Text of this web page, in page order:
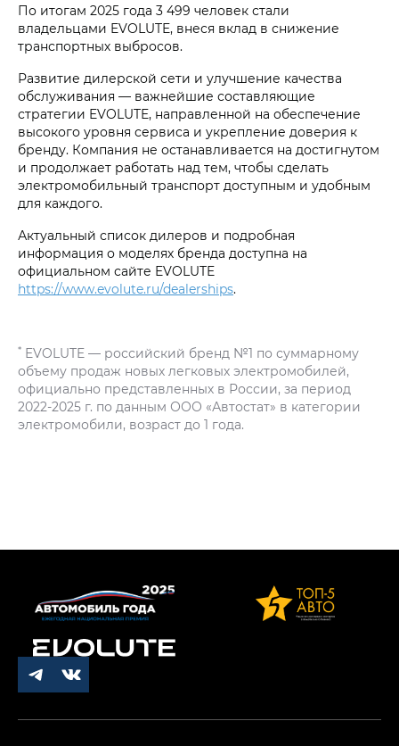
По итогам 2025 года 3 499 человек стали
владельцами EVOLUTE, внеся вклад в снижение
транспортных выбросов.
Развитие дилерской сети и улучшение качества
обслуживания — важнейшие составляющие
стратегии EVOLUTE, направленной на обеспечение
высокого уровня сервиса и укрепление доверия к
бренду. Компания не останавливается на достигнутом
и продолжает работать над тем, чтобы сделать
электромобильный транспорт доступным и удобным
для каждого.
Актуальный список дилеров и подробная
информация о моделях бренда доступна на
официальном сайте EVOLUTE
https://www.evolute.ru/dealerships.
* EVOLUTE — российский бренд №1 по суммарному
объему продаж новых легковых электромобилей,
официально представленных в России, за период
2022-2025 г. по данным ООО «Автостат» в категории
электромобили, возраст до 1 года.